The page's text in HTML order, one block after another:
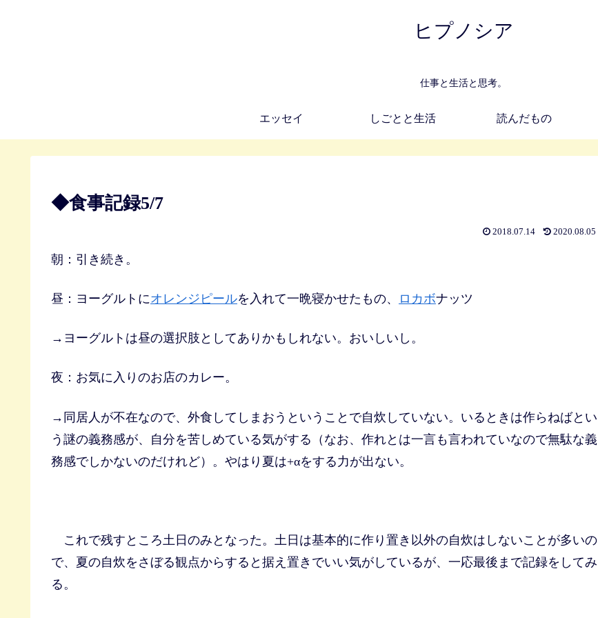
ヒプノシア
仕事と生活と思考。
エッセイ しごとと生活 読んだもの
◆食事記録5/7
2018.07.14 2020.08.05
朝：引き続き。
昼：ヨーグルトにオレンジピールを入れて一晩寝かせたもの、 ロカボナッツ
→ヨーグルトは昼の選択肢としてありかもしれない。おいしいし。
夜：お気に入りのお店のカレー。
→同居人が不在なので、外食してしまおうということで自炊していない。いるときは作らねばとい
う謎の義務感が、自分を苦しめている気がする（なお、作れとは一言も言われていなので無駄な義
務感でしかないのだけれど）。やはり夏は+αをする力が出ない。
これで残すところ土日のみとなった。土日は基本的に作り置き以外の自炊はしないことが多いの
で、夏の自炊をさぼる観点からすると据え置きでいい気がしているが、一応最後まで記録をしてみ
る。